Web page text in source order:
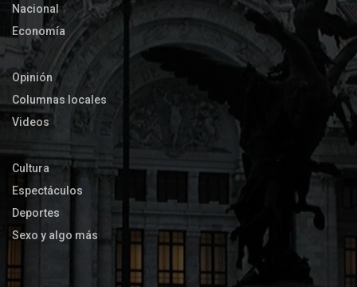
Nacional
Economía
Opinión
Columnas locales
Videos
Cultura
Espectáculos
Deportes
Sexo y algo más